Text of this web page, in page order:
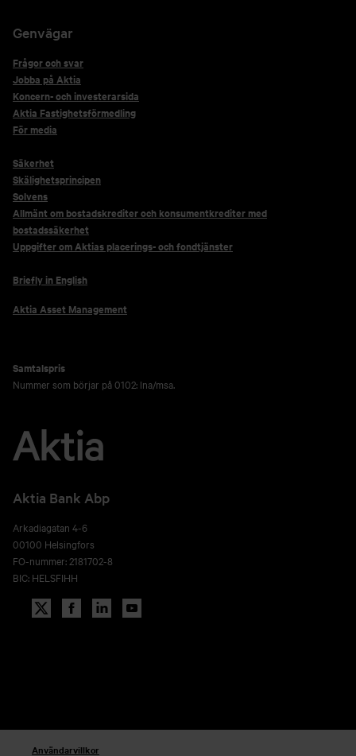
Genvägar
Frågor och svar
Jobba på Aktia
Koncern- och investerarsida
Aktia Fastighetsförmedling
För media
Säkerhet
Skälighetsprincipen
Solvens
Allmänt om bostadskrediter och konsumentkrediter med
bostadssäkerhet
Uppgifter om Aktias placerings- och fondtjänster
Briefly in English
Aktia Asset Management
Samtalspris
Nummer som börjar på 0102: lna/msa.
Aktia Bank Abp
Arkadiagatan 4-6
00100 Helsingfors
FO-nummer: 2181702-8
BIC: HELSFIHH
Användarvillkor